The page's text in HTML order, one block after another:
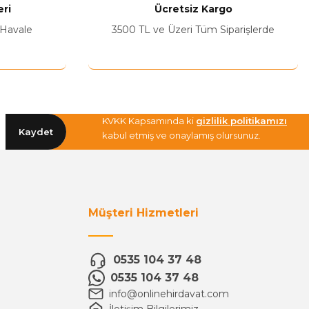
Ücretsiz Kargo
3500 TL ve Üzeri Tüm Siparişlerde
Kaydet
KVKK Kapsamında ki gizlilik politikamızı
kabul etmiş ve onaylamış olursunuz.
Müşteri Hizmetleri
0535 104 37 48
0535 104 37 48
info@onlinehirdavat.com